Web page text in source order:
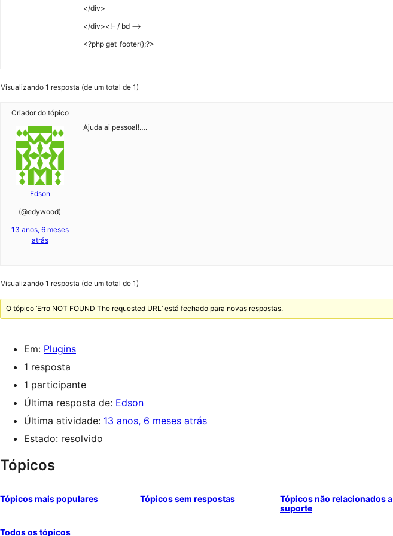
</div>
</div><!– / bd –>
<?php get_footer();?>
Visualizando 1 resposta (de um total de 1)
Criador do tópico
Edson
(@edywood)
13 anos, 6 meses
atrás
Ajuda ai pessoal!….
Visualizando 1 resposta (de um total de 1)
O tópico ‘Erro NOT FOUND The requested URL’ está fechado para novas respostas.
Em: Plugins
1 resposta
1 participante
Última resposta de: Edson
Última atividade: 13 anos, 6 meses atrás
Estado: resolvido
Tópicos
Tópicos mais populares Tópicos sem respostas
Tópicos não relacionados a
suporte
Todos os tópicos